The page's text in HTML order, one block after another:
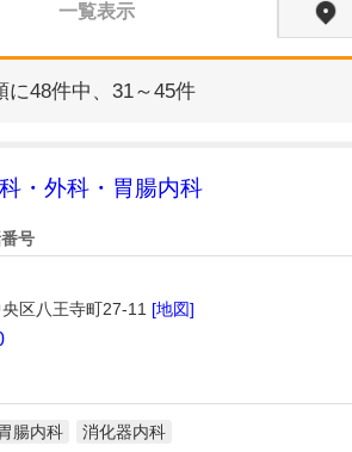
一覧表示
に48件中、 31～45件
・外科・胃腸内科
号
区八王寺町27-11 [地図]
胃腸内科 消化器内科